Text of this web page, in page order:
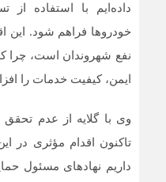
داده‌ایم با استفاده از
خودروها فراهم شود. این
نفع شهروندان است، چرا
ایمن، کیفیت خدمات را
وی با گلایه از عدم
تاکنون اقدام مؤثری در
داریم نهادهای مسئول